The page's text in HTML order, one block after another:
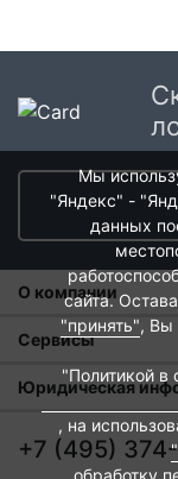
О компании
О нас
Магазины
Новости
Контакты
Сервисы
Оплата и тарифы
Обмен и возврат
Евродом-бонус
Юридическая
Пользовательское
Политика обработки
+7 (495)
Мы
"Яндекс" -
данных
сайта.
"принять", Вы
"Политикой в
, на
обработку